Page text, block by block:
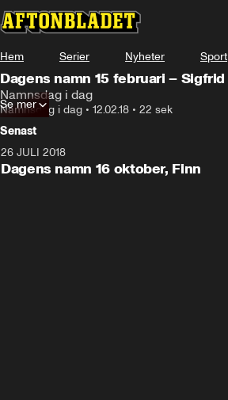
Hem Serier Nyheter Sport
Dagens namn 15 februari – Sigfrid
Namnsdag i dag
Namnsdag i dag • 12.02.18 • 22 sek
Se mer
Senast
26 JULI 2018
Dagens namn 16 oktober, Finn